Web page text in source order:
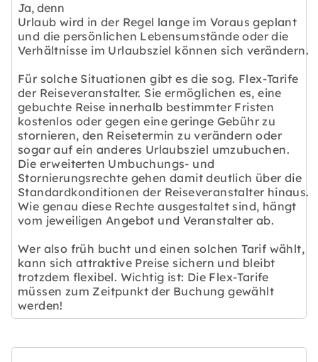
Ja, denn
Urlaub wird in der Regel lange im Voraus geplant
und die persönlichen Lebensumstände oder die
Verhältnisse im Urlaubsziel können sich verändern.
Für solche Situationen gibt es die sog. Flex-Tarife
der Reiseveranstalter. Sie ermöglichen es, eine
gebuchte Reise innerhalb bestimmter Fristen
kostenlos oder gegen eine geringe Gebühr zu
stornieren, den Reisetermin zu verändern oder
sogar auf ein anderes Urlaubsziel umzubuchen.
Die erweiterten Umbuchungs- und
Stornierungsrechte gehen damit deutlich über die
Standardkonditionen der Reiseveranstalter hinaus.
Wie genau diese Rechte ausgestaltet sind, hängt
vom jeweiligen Angebot und Veranstalter ab.
Wer also früh bucht und einen solchen Tarif wählt,
kann sich attraktive Preise sichern und bleibt
trotzdem flexibel. Wichtig ist: Die Flex-Tarife
müssen zum Zeitpunkt der Buchung gewählt
werden!